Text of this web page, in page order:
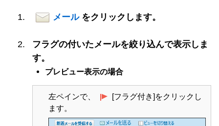
メール をクリックします。
フラグの付いたメールを絞り込んで表示しま
す。
プレビュー表示の場合
左ペインで、
[フラグ付き]をクリックし
ます。